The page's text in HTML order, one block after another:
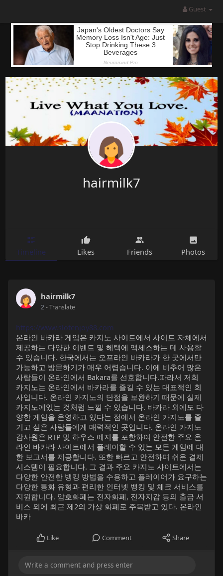
Guest
hairmilk7
Timeline Likes Friends Photos
hairmilk7
2- Translate
https://www.slotenjoy88.com
온라인 바카라 게임은 카지노 사이트에서 사이트 자체에서
제공하는 다양한 이벤트 및 혜택에 액세스하는 데 사용할
수 있습니다. 한국에서는 오프라인 바카라가 한 곳에서만
가능하고 방문하기가 매우 어렵습니다. 이에 비추어 많은
사람들이 온라인에서 Bakara를 선호합니다.따라서 저희
카지노는 온라인에서 바카라를 즐길 수 있는 대표적인 회
사입니다. 온라인 카지노의 단점을 보완하기 때문에 실제
카지노에있는 것처럼 느낄 수 있습니다. 바카라 외에도 다
양한 게임을 운영하고 있다는 점에서 온라인 카지노를 즐
기고 싶은 사람들에게 매력적인 곳입니다. 온라인 카지노
감사원은 RTP 및 하우스 에지를 포함하여 안전한 주요 온
라인 바카라 사이트에서 플레이할 수 있는 모든 게임에 대
한 보고서를 제공합니다. 또한 빠르고 안전하며 쉬운 결제
시스템이 필요합니다. 그 결과 주요 카지노 사이트에서는
다양한 안전한 뱅킹 방법을 수용하고 플레이어가 요구하는
다양한 통화 유형과 편리한 인터넷 뱅킹 및 체크 서비스를
지원합니다. 암호화폐는 전자화폐, 전자지갑 등의 출금 서
비스 외에 최근 제2의 가상 화폐로 주목받고 있다. 온라인
바카
Like Comment Share